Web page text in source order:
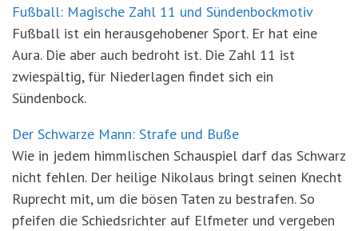
Fußball: Magische Zahl 11 und Sündenbockmotiv
Fußball ist ein herausgehobener Sport. Er hat eine
Aura. Die aber auch bedroht ist. Die Zahl 11 ist
zwiespältig, für Niederlagen findet sich ein
Sündenbock.
Der Schwarze Mann: Strafe und Buße
Wie in jedem himmlischen Schauspiel darf das Schwarz
nicht fehlen. Der heilige Nikolaus bringt seinen Knecht
Ruprecht mit, um die bösen Taten zu bestrafen. So
pfeifen die Schiedsrichter auf Elfmeter und vergeben